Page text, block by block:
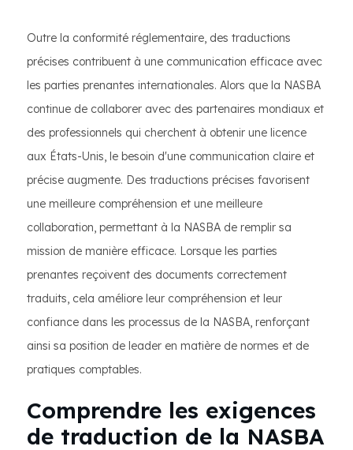
Outre la conformité réglementaire, des traductions
précises contribuent à une communication efficace avec
les parties prenantes internationales. Alors que la NASBA
continue de collaborer avec des partenaires mondiaux et
des professionnels qui cherchent à obtenir une licence
aux États-Unis, le besoin d'une communication claire et
précise augmente. Des traductions précises favorisent
une meilleure compréhension et une meilleure
collaboration, permettant à la NASBA de remplir sa
mission de manière efficace. Lorsque les parties
prenantes reçoivent des documents correctement
traduits, cela améliore leur compréhension et leur
confiance dans les processus de la NASBA, renforçant
ainsi sa position de leader en matière de normes et de
pratiques comptables.
Comprendre les exigences
de traduction de la NASBA